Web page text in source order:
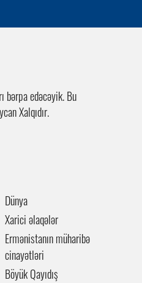
bərpa edəcəyik. Bu
Xalqıdır.
Dünya
Xarici əlaqələr
Ermənistanın müharibə
cinayətləri
Böyük Qayıdış